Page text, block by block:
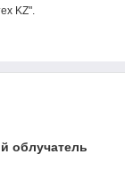
KZ".
облучатель